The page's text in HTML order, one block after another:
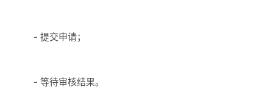
- 提交申请；
- 等待审核结果。